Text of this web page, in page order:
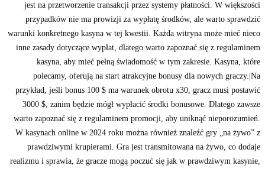
jest na przetworzenie transakcji przez systemy płatności. W większości
przypadków nie ma prowizji za wypłatę środków, ale warto sprawdzić
warunki konkretnego kasyna w tej kwestii. Każda witryna może mieć nieco
inne zasady dotyczące wypłat, dlatego warto zapoznać się z regulaminem
kasyna, aby mieć pełną świadomość w tym zakresie. Kasyna, które
polecamy, oferują na start atrakcyjne bonusy dla nowych graczy.|Na
przykład, jeśli bonus 100 $ ma warunek obrotu x30, gracz musi postawić
3000 $, zanim będzie mógł wypłacić środki bonusowe. Dlatego zawsze
warto zapoznać się z regulaminem promocji, aby uniknąć nieporozumień.
W kasynach online w 2024 roku można również znaleźć gry „na żywo” z
prawdziwymi krupierami. Gra jest transmitowana na żywo, co dodaje
realizmu i sprawia, że gracze mogą poczuć się jak w prawdziwym kasynie,